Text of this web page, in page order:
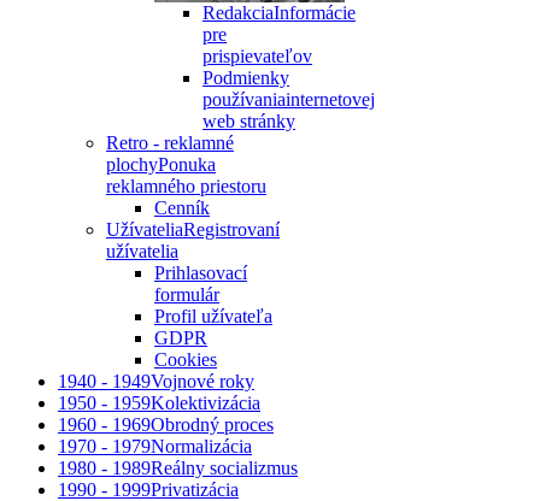
RedakciaInformácie
pre
prispievateľov
Podmienky
používaniainternetovej
web stránky
Retro - reklamné
plochyPonuka
reklamného priestoru
Cenník
UžívateliaRegistrovaní
užívatelia
Prihlasovací
formulár
Profil užívateľa
GDPR
Cookies
1940 - 1949Vojnové roky
1950 - 1959Kolektivizácia
1960 - 1969Obrodný proces
1970 - 1979Normalizácia
1980 - 1989Reálny socializmus
1990 - 1999Privatizácia